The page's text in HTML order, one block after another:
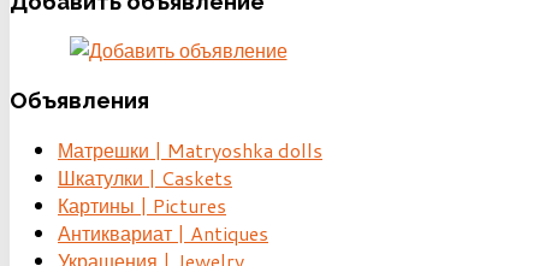
Объявления
Матрешки | Matryoshka dolls
Шкатулки | Caskets
Картины | Pictures
Антиквариат | Antiques
Украшения | Jewelry